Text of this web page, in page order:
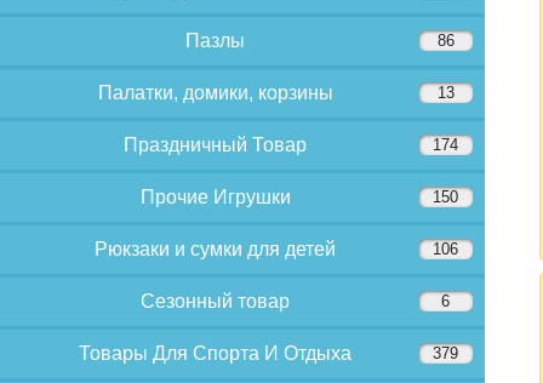
Пазлы 86
Палатки, домики, корзины 13
Праздничный Товар 174
Прочие Игрушки 150
Рюкзаки и сумки для детей 106
Сезонный товар 6
Товары Для Спорта И Отдыха 379